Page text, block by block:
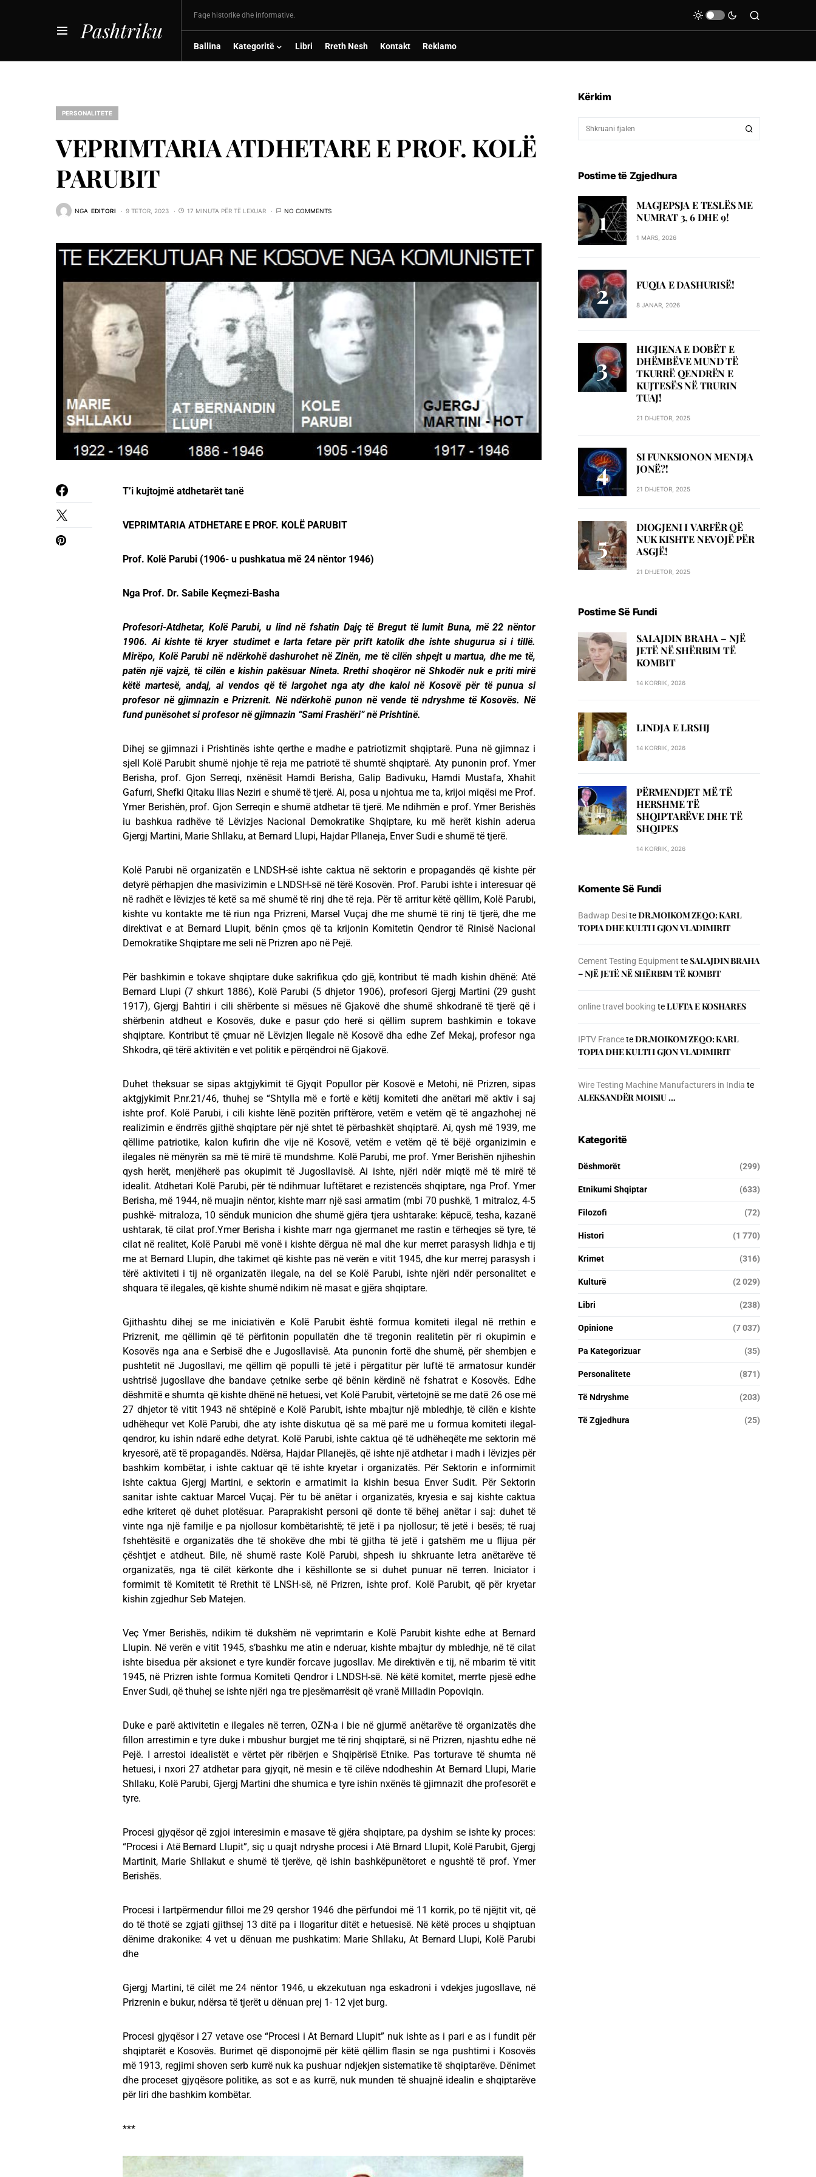
Pashtriku
Faqe historike dhe informative.
Ballina Kategoritë Libri Rreth Nesh Kontakt Reklamo
PERSONALITETE
VEPRIMTARIA ATDHETARE E PROF. KOLË
PARUBIT
NGA EDITORI 9 TETOR, 2023 17 MINUTA PËR TË LEXUAR NO COMMENTS
T’i kujtojmë atdhetarët tanë
VEPRIMTARIA ATDHETARE E PROF. KOLË PARUBIT
Prof. Kolë Parubi (1906- u pushkatua më 24 nëntor 1946)
Nga Prof. Dr. Sabile Keçmezi-Basha
Profesori-Atdhetar, Kolë Parubi, u lind në fshatin Dajç të Bregut të lumit Buna, më 22 nëntor
1906. Ai kishte të kryer studimet e larta fetare për prift katolik dhe ishte shugurua si i tillë.
Mirëpo, Kolë Parubi në ndërkohë dashurohet në Zinën, me të cilën shpejt u martua, dhe me të,
patën një vajzë, të cilën e kishin pakësuar Nineta. Rrethi shoqëror në Shkodër nuk e priti mirë
këtë martesë, andaj, ai vendos që të largohet nga aty dhe kaloi në Kosovë për të punua si
profesor në gjimnazin e Prizrenit. Në ndërkohë punon në vende të ndryshme të Kosovës. Në
fund punësohet si profesor në gjimnazin “Sami Frashëri” në Prishtinë.
Dihej se gjimnazi i Prishtinës ishte qerthe e madhe e patriotizmit shqiptarë. Puna në gjimnaz i
sjell Kolë Parubit shumë njohje të reja me patriotë të shumtë shqiptarë. Aty punonin prof. Ymer
Berisha, prof. Gjon Serreqi, nxënësit Hamdi Berisha, Galip Badivuku, Hamdi Mustafa, Xhahit
Gafurri, Shefki Qitaku Ilias Neziri e shumë të tjerë. Ai, posa u njohtua me ta, krijoi miqësi me Prof.
Ymer Berishën, prof. Gjon Serreqin e shumë atdhetar të tjerë. Me ndihmën e prof. Ymer Berishës
iu bashkua radhëve të Lëvizjes Nacional Demokratike Shqiptare, ku më herët kishin aderua
Gjergj Martini, Marie Shllaku, at Bernard Llupi, Hajdar Pllaneja, Enver Sudi e shumë të tjerë.
Kolë Parubi në organizatën e LNDSH-së ishte caktua në sektorin e propagandës që kishte për
detyrë përhapjen dhe masivizimin e LNDSH-së në tërë Kosovën. Prof. Parubi ishte i interesuar që
në radhët e lëvizjes të ketë sa më shumë të rinj dhe të reja. Për të arritur këtë qëllim, Kolë Parubi,
kishte vu kontakte me të riun nga Prizreni, Marsel Vuçaj dhe me shumë të rinj të tjerë, dhe me
direktivat e at Bernard Llupit, bënin çmos që ta krijonin Komitetin Qendror të Rinisë Nacional
Demokratike Shqiptare me seli në Prizren apo në Pejë.
Për bashkimin e tokave shqiptare duke sakrifikua çdo gjë, kontribut tё madh kishin dhënë: Atё
Bernard Llupi (7 shkurt 1886), Kolё Parubi (5 dhjetor 1906), profesori Gjergj Martini (29 gusht
1917), Gjergj Bahtiri i cili shërbente si mësues nё Gjakovё dhe shumё shkodranë tё tjerё qё i
shërbenin atdheut e Kosovës, duke e pasur çdo herё si qёllim suprem bashkimin e tokave
shqiptare. Kontribut tё çmuar nё Lëvizjen Ilegale në Kosovë dha edhe Zef Mekaj, profesor nga
Shkodra, qё tёrё aktivitёn e vet politik e pёrqёndroi nё Gjakovё.
Duhet theksuar se sipas aktgjykimit të Gjyqit Popullor për Kosovë e Metohi, në Prizren, sipas
aktgjykimit P.nr.21/46, thuhej se “Shtylla më e fortë e këtij komiteti dhe anëtari më aktiv i saj
ishte prof. Kolë Parubi, i cili kishte lënë pozitën priftërore, vetëm e vetëm që të angazhohej në
realizimin e ëndrrës gjithë shqiptare për një shtet të përbashkët shqiptarë. Ai, qysh më 1939, me
qëllime patriotike, kalon kufirin dhe vije në Kosovë, vetëm e vetëm që të bëjë organizimin e
ilegales në mënyrën sa më të mirë të mundshme. Kolë Parubi, me prof. Ymer Berishën njiheshin
qysh herët, menjëherë pas okupimit të Jugosllavisë. Ai ishte, njëri ndër miqtë më të mirë të
idealit. Atdhetari Kolë Parubi, për të ndihmuar luftëtaret e rezistencës shqiptare, nga Prof. Ymer
Berisha, më 1944, në muajin nëntor, kishte marr një sasi armatim (mbi 70 pushkë, 1 mitraloz, 4-5
pushkë- mitraloza, 10 sënduk municion dhe shumë gjëra tjera ushtarake: këpucë, tesha, kazanë
ushtarak, të cilat prof.Ymer Berisha i kishte marr nga gjermanet me rastin e tërheqjes së tyre, të
cilat në realitet, Kolë Parubi më vonë i kishte dërgua në mal dhe kur merret parasysh lidhja e tij
me at Bernard Llupin, dhe takimet që kishte pas në verën e vitit 1945, dhe kur merrej parasysh i
tërë aktiviteti i tij në organizatën ilegale, na del se Kolë Parubi, ishte njëri ndër personalitet e
shquara të ilegales, që kishte shumë ndikim në masat e gjëra shqiptare.
Gjithashtu dihej se me iniciativën e Kolë Parubit është formua komiteti ilegal në rrethin e
Prizrenit, me qëllimin që të përfitonin popullatën dhe të tregonin realitetin për ri okupimin e
Kosovës nga ana e Serbisë dhe e Jugosllavisë. Ata punonin fortë dhe shumë, për shembjen e
pushtetit në Jugosllavi, me qëllim që populli të jetë i përgatitur për luftë të armatosur kundër
ushtrisë jugosllave dhe bandave çetnike serbe që bënin kërdinë në fshatrat e Kosovës. Edhe
dëshmitë e shumta që kishte dhënë në hetuesi, vet Kolë Parubit, vërtetojnë se me datë 26 ose më
27 dhjetor të vitit 1943 në shtëpinë e Kolë Parubit, ishte mbajtur një mbledhje, të cilën e kishte
udhëhequr vet Kolë Parubi, dhe aty ishte diskutua që sa më parë me u formua komiteti ilegal-
qendror, ku ishin ndarë edhe detyrat. Kolë Parubi, ishte caktua që të udhëheqëte me sektorin më
kryesorë, atë të propagandës. Ndërsa, Hajdar Pllanejës, që ishte një atdhetar i madh i lëvizjes për
bashkim kombëtar, i ishte caktuar që të ishte kryetar i organizatës. Për Sektorin e informimit
ishte caktua Gjergj Martini, e sektorin e armatimit ia kishin besua Enver Sudit. Për Sektorin
sanitar ishte caktuar Marcel Vuçaj. Për tu bë anëtar i organizatës, kryesia e saj kishte caktua
edhe kriteret që duhet plotësuar. Paraprakisht personi që donte të bëhej anëtar i saj: duhet të
vinte nga një familje e pa njollosur kombëtarishtë; të jetë i pa njollosur; të jetë i besës; të ruaj
fshehtësitë e organizatës dhe të shokëve dhe mbi të gjitha të jetë i gatshëm me u flijua për
çështjet e atdheut. Bile, në shumë raste Kolë Parubi, shpesh iu shkruante letra anëtarëve të
organizatës, nga të cilët kërkonte dhe i këshillonte se si duhet punuar në terren. Iniciator i
formimit të Komitetit të Rrethit të LNSH-së, në Prizren, ishte prof. Kolë Parubit, që për kryetar
kishin zgjedhur Seb Matejen.
Veç Ymer Berishës, ndikim të dukshëm në veprimtarin e Kolë Parubit kishte edhe at Bernard
Llupin. Në verën e vitit 1945, s’bashku me atin e nderuar, kishte mbajtur dy mbledhje, në të cilat
ishte bisedua për aksionet e tyre kundër forcave jugosllav. Me direktivën e tij, në mbarim të vitit
1945, në Prizren ishte formua Komiteti Qendror i LNDSH-së. Në këtë komitet, merrte pjesë edhe
Enver Sudi, që thuhej se ishte njëri nga tre pjesëmarrësit që vranë Milladin Popoviqin.
Duke e parë aktivitetin e ilegales në terren, OZN-a i bie në gjurmë anëtarëve të organizatës dhe
fillon arrestimin e tyre duke i mbushur burgjet me të rinj shqiptarë, si në Prizren, njashtu edhe në
Pejë. I arrestoi idealistët e vërtet për ribërjen e Shqipërisë Etnike. Pas torturave të shumta në
hetuesi, i nxori 27 atdhetar para gjyqit, në mesin e të cilëve ndodheshin At Bernard Llupi, Marie
Shllaku, Kolë Parubi, Gjergj Martini dhe shumica e tyre ishin nxënës të gjimnazit dhe profesorët e
tyre.
Procesi gjyqësor që zgjoi interesimin e masave tё gjëra shqiptare, pa dyshim se ishte ky proces:
“Procesi i Atё Bernard Llupit”, siç u quajt ndryshe procesi i Atё Brnard Llupit, Kolё Parubit, Gjergj
Martinit, Marie Shllakut e shumё tё tjerёve, qё ishin bashkëpunëtoret e ngushtë tё prof. Ymer
Berishёs.
Procesi i lartpërmendur filloi me 29 qershor 1946 dhe përfundoi mё 11 korrik, po tё njëjtit vit, që
do tё thotë se zgjati gjithsej 13 ditë pa i llogaritur ditët e hetuesisë. Në këtë proces u shqiptuan
dënime drakonike: 4 vet u dënuan me pushkatim: Marie Shllaku, At Bernard Llupi, Kolë Parubi
dhe
Gjergj Martini, të cilët me 24 nëntor 1946, u ekzekutuan nga eskadroni i vdekjes jugosllave, në
Prizrenin e bukur, ndërsa të tjerët u dënuan prej 1- 12 vjet burg.
Procesi gjyqësor i 27 vetave ose “Procesi i At Bernard Llupit” nuk ishte as i pari e as i fundit për
shqiptarët e Kosovës. Burimet që disponojmë për këtë qëllim flasin se nga pushtimi i Kosovës
më 1913, regjimi shoven serb kurrë nuk ka pushuar ndjekjen sistematike të shqiptarëve. Dënimet
dhe proceset gjyqësore politike, as sot e as kurrë, nuk munden të shuajnë idealin e shqiptarëve
për liri dhe bashkim kombëtar.
***
Kërkim
Postime të Zgjedhura
MAGJEPSJA E TESLËS ME
NUMRAT 3, 6 DHE 9!
1 MARS, 2026
FUQIA E DASHURISË!
8 JANAR, 2026
HIGJIENA E DOBËT E
DHËMBËVE MUND TË
TKURRË QENDRËN E
KUJTESËS NË TRURIN
TUAJ!
21 DHJETOR, 2025
SI FUNKSIONON MENDJA
JONË?!
21 DHJETOR, 2025
DIOGJENI I VARFËR QË
NUK KISHTE NEVOJË PËR
ASGJË!
21 DHJETOR, 2025
Postime Së Fundi
SALAJDIN BRAHA – NJЁ
JETЁ NЁ SHЁRBIM TЁ
KOMBIT
14 KORRIK, 2026
LINDJA E LRSHJ
14 KORRIK, 2026
PËRMENDJET MË TË
HERSHME TË
SHQIPTARËVE DHE TË
SHQIPES
14 KORRIK, 2026
Komente Së Fundi
Badwap DesiteDR.MOIKOM ZEQO: KARL
TOPIA DHE KULTI I GJON VLADIMIRIT
Cement Testing Equipment teSALAJDIN BRAHA
– NJЁ JETЁ NЁ SHЁRBIM TЁ KOMBIT
online travel booking teLUFTA E KOSHARES
IPTV FranceteDR.MOIKOM ZEQO: KARL
TOPIA DHE KULTI I GJON VLADIMIRIT
Wire Testing Machine Manufacturers in India te
ALEKSANDËR MOISIU …
Kategoritë
Dëshmorët (299)
Etnikumi Shqiptar (633)
Filozofi (72)
Histori (1 770)
Krimet (316)
Kulturë (2 029)
Libri (238)
Opinione (7 037)
Pa Kategorizuar (35)
Personalitete (871)
Të Ndryshme (203)
Të Zgjedhura (25)